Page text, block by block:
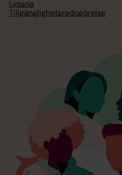
Lyssna
Tillgänglighetsredogörelse